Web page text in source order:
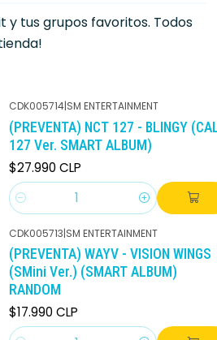
y tus grupos favoritos. Todos
CDK005714|SM ENTERTAINMENT
(PREVENTA) NCT 127 - BLINGY
127 Ver. SMART ALBUM)
$27.990 CLP
Cantidad
CDK005713|SM ENTERTAINMENT
(PREVENTA) WAYV - VISION WINGS
(SMini Ver.) (SMART ALBUM)
RANDOM
$17.990 CLP